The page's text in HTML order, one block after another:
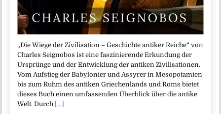
„Die Wiege der Zivilisation – Geschichte antiker Reiche“ von
Charles Seignobos ist eine faszinierende Erkundung der
Ursprünge und der Entwicklung der antiken Zivilisationen.
Vom Aufstieg der Babylonier und Assyrer in Mesopotamien
bis zum Ruhm des antiken Griechenlands und Roms bietet
dieses Buch einen umfassenden Überblick über die antike
Welt. Durch [...]